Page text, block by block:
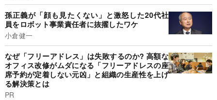
孫正義が「顔も見たくない」と激怒した20代社
員をロボット事業責任者に抜擢したワケ
小倉健一
なぜ「フリーアドレス」は失敗するのか? 高額な
オフィス改修がムダになる「フリーアドレスの座
席予約が定着しない元凶」と組織の生産性を上げ
る解決策とは
PR